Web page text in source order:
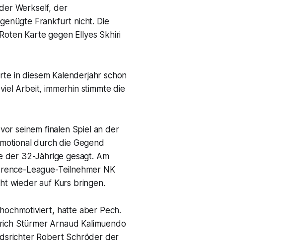
Werkself, der
Frankfurt nicht. Die
Karte gegen Ellyes Skhiri
in diesem Kalenderjahr schon
Arbeit, immerhin stimmte die
seinem finalen Spiel an der
durch die Gegend
der 32-Jährige gesagt. Am
League-Teilnehmer NK
wieder auf Kurs bringen.
hatte aber Pech.
Stürmer Arnaud Kalimuendo
Robert Schröder der